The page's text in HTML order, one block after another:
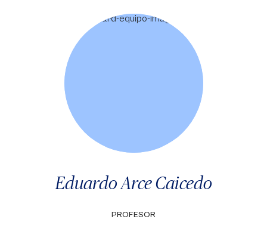
Eduardo Arce Caicedo
PROFESOR